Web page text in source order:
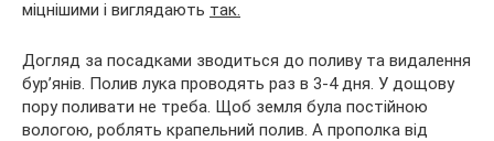
міцнішими і виглядають так.
Догляд за посадками зводиться до поливу та видалення
бур’янів. Полив лука проводять раз в 3-4 дня. У дощову
пору поливати не треба. Щоб земля була постійною
вологою, роблять крапельний полив. А прополка від